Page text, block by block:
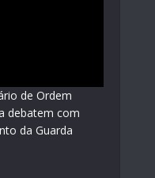
de Ordem
debatem com
da Guarda